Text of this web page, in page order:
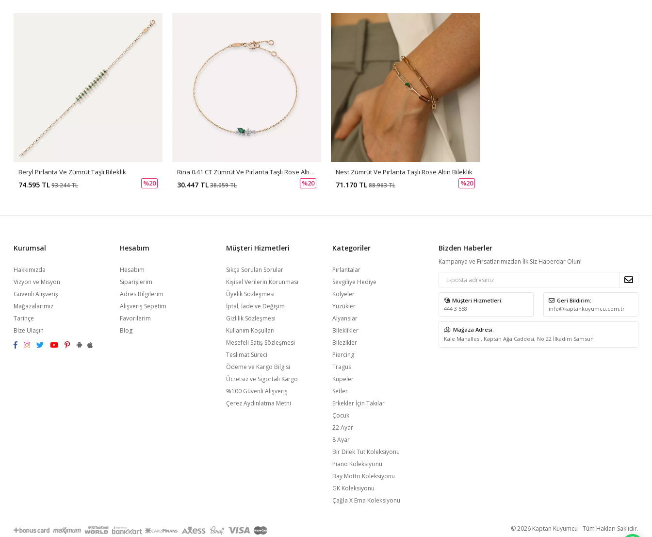
Beryl Pırlanta Ve Zümrüt Taşlı Bileklik
74.595 TL 93.244 TL %20
Rina 0.41 CT Zümrüt Ve Pırlanta Taşlı Rose Altın Bileklik
30.447 TL38.059 TL %20
Nest Zümrüt Ve Pırlanta Taşlı Rose Altın Bileklik
71.170 TL88.963 TL %20
Kurumsal
Hakkımızda
Vizyon ve Misyon
Güvenli Alışveriş
Mağazalarımız
Tarihçe
Bize Ulaşın
Hesabım
Hesabım
Siparişlerim
Adres Bilgilerim
Alışveriş Sepetim
Favorilerim
Blog
Müşteri Hizmetleri
Sıkça Sorulan Sorular
Kişisel Verilerin Korunması
Üyelik Sözleşmesi
İptal, İade ve Değişim
Gizlilik Sözleşmesi
Kullanım Koşulları
Mesefeli Satış Sözleşmesi
Teslimat Süreci
Ödeme ve Kargo Bilgisi
Ücretsiz ve Sigortalı Kargo
%100 Güvenli Alışveriş
Çerez Aydınlatma Metni
Kategoriler
Pırlantalar
Sevgiliye Hediye
Kolyeler
Yüzükler
Alyanslar
Bileklikler
Bilezikler
Piercing
Tragus
Küpeler
Setler
Erkekler İçin Takılar
Çocuk
22 Ayar
8 Ayar
Bir Dilek Tut Koleksiyonu
Piano Koleksiyonu
Bay Motto Koleksiyonu
GK Koleksiyonu
Çağla X Ema Koleksiyonu
Bizden Haberler
Kampanya ve Fırsatlarımızdan İlk Siz Haberdar Olun!
Müşteri Hizmetleri:
444 3 558
Geri Bildirim:
info@kaptankuyumcu.com.tr
Mağaza Adresi:
Kale Mahallesi, Kaptan Ağa Caddesi, No:22 İlkadım Samsun
© 2026 Kaptan Kuyumcu - Tüm Hakları Saklıdır.